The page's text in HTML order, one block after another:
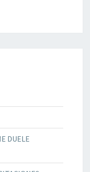
DUELE